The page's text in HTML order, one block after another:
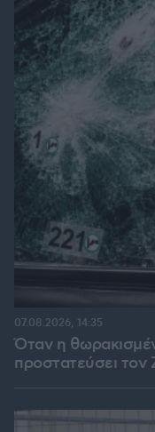
Όταν η
προστατεύσει τον
07.08.2026, 14:35